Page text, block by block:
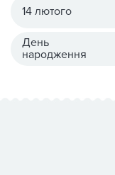
14 лютого
День
народження